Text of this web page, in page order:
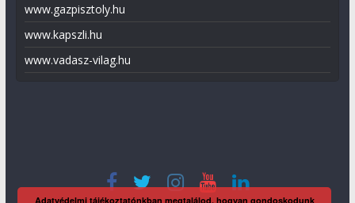
www.gazpisztoly.hu
www.kapszli.hu
www.vadasz-vilag.hu
Adatvédelmi tájékoztatónkban megtalálod, hogyan gondoskodunk